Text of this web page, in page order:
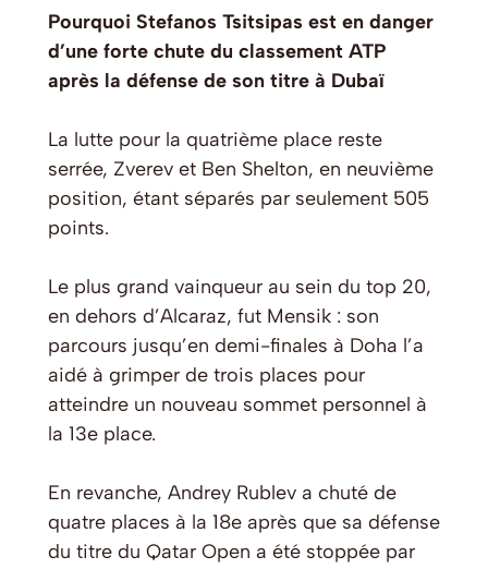
Pourquoi Stefanos Tsitsipas est en danger
d’une forte chute du classement ATP
après la défense de son titre à Dubaï
La lutte pour la quatrième place reste
serrée, Zverev et Ben Shelton, en neuvième
position, étant séparés par seulement 505
points.
Le plus grand vainqueur au sein du top 20,
en dehors d’Alcaraz, fut Mensik : son
parcours jusqu’en demi-finales à Doha l’a
aidé à grimper de trois places pour
atteindre un nouveau sommet personnel à
la 13e place.
En revanche, Andrey Rublev a chuté de
quatre places à la 18e après que sa défense
du titre du Qatar Open a été stoppée par